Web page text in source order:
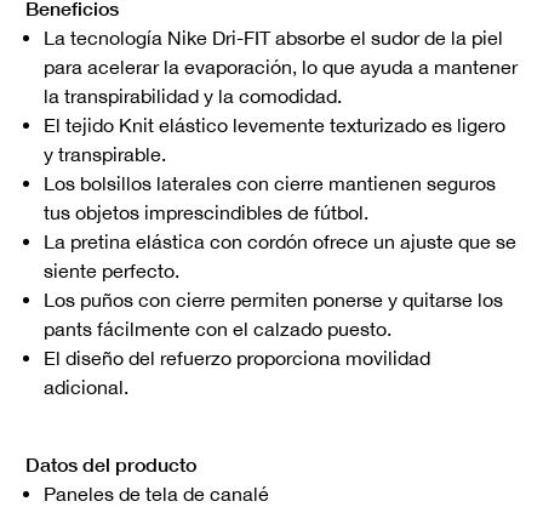
Beneficios
La tecnología Nike Dri-FIT absorbe el sudor de la piel
para acelerar la evaporación, lo que ayuda a mantener
la transpirabilidad y la comodidad.
El tejido Knit elástico levemente texturizado es ligero
y transpirable.
Los bolsillos laterales con cierre mantienen seguros
tus objetos imprescindibles de fútbol.
La pretina elástica con cordón ofrece un ajuste que se
siente perfecto.
Los puños con cierre permiten ponerse y quitarse los
pants fácilmente con el calzado puesto.
El diseño del refuerzo proporciona movilidad
adicional.
Datos del producto
Paneles de tela de canalé